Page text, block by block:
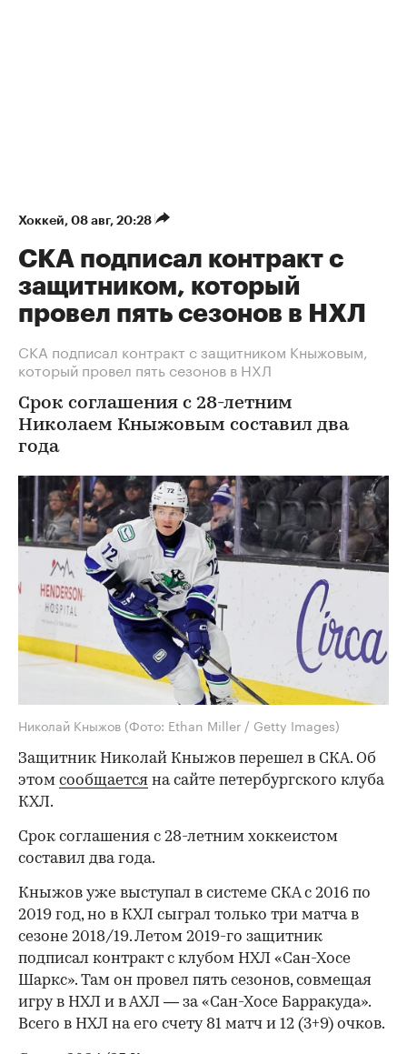
Хоккей 08 авг, 20:28
СКА подписал контракт с
защитником, который
провел пять сезонов в НХЛ
СКА подписал контракт с защитником Кныжовым,
который провел пять сезонов в НХЛ
Срок соглашения с 28-летним
Николаем Кныжовым составил два
года
Николай Кныжов (Фото: Ethan Miller / Getty Images)
Защитник Николай Кныжов перешел в СКА. Об
этом сообщается на сайте петербургского клуба
КХЛ.
Срок соглашения с 28-летним хоккеистом
составил два года.
Кныжов уже выступал в системе СКА с 2016 по
2019 год, но в КХЛ сыграл только три матча в
сезоне 2018/19. Летом 2019-го защитник
подписал контракт с клубом НХЛ «Сан-Хосе
Шаркс». Там он провел пять сезонов, совмещая
игру в НХЛ и в АХЛ — за «Сан-Хосе Барракуда».
Всего в НХЛ на его счету 81 матч и 12 (3+9) очков.